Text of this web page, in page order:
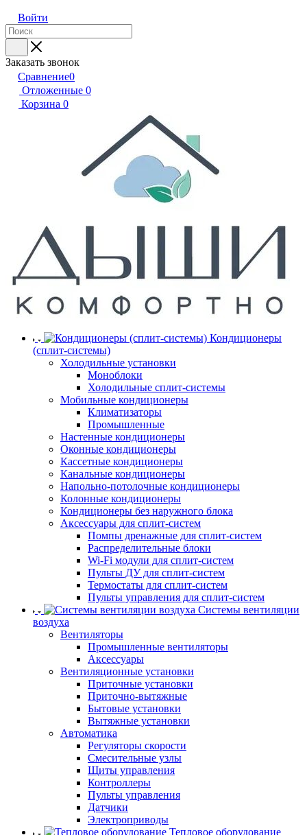
Войти
Заказать звонок
Сравнение0
Отложенные 0
Корзина 0
Кондиционеры
(сплит-системы)
Холодильные установки
Моноблоки
Холодильные сплит-системы
Мобильные кондиционеры
Климатизаторы
Промышленные
Настенные кондиционеры
Оконные кондиционеры
Кассетные кондиционеры
Канальные кондиционеры
Напольно-потолочные кондиционеры
Колонные кондиционеры
Кондиционеры без наружного блока
Аксессуары для сплит-систем
Помпы дренажные для сплит-систем
Распределительные блоки
Wi-Fi модули для сплит-систем
Пульты ДУ для сплит-систем
Термостаты для сплит-систем
Пульты управления для сплит-систем
Системы вентиляции
воздуха
Вентиляторы
Промышленные вентиляторы
Аксессуары
Вентиляционные установки
Приточные установки
Приточно-вытяжные
Бытовые установки
Вытяжные установки
Автоматика
Регуляторы скорости
Смесительные узлы
Щиты управления
Контроллеры
Пульты управления
Датчики
Электроприводы
Тепловое оборудование